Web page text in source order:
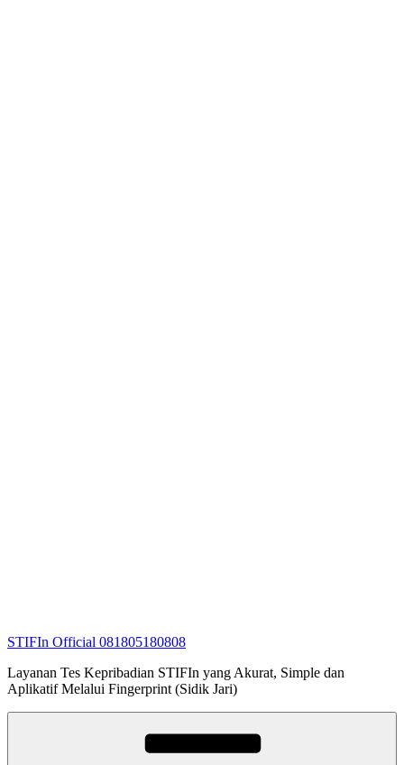
STIFIn Official 081805180808
Layanan Tes Kepribadian STIFIn yang Akurat, Simple dan
Aplikatif Melalui Fingerprint (Sidik Jari)